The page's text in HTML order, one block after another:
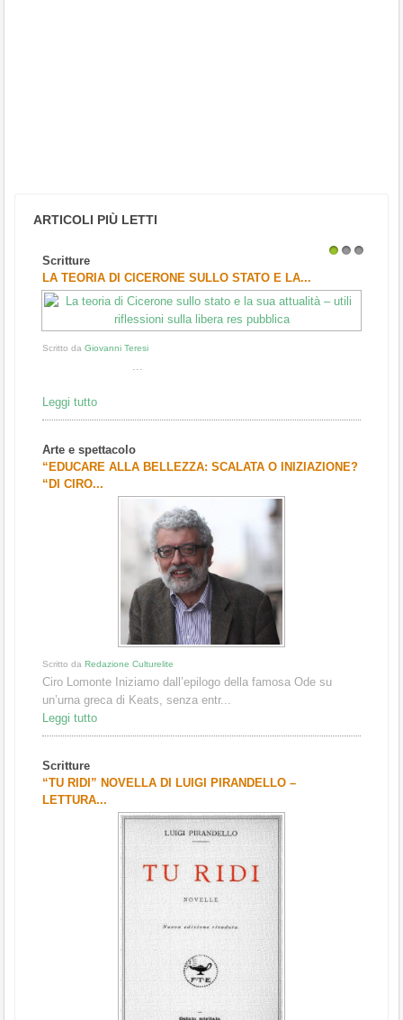
ARTICOLI PIÙ LETTI
Scritture
LA TEORIA DI CICERONE SULLO STATO E LA...
Scritto da Giovanni Teresi
...
Leggi tutto
Arte e spettacolo
“EDUCARE ALLA BELLEZZA: SCALATA O INIZIAZIONE?
“DI CIRO...
Scritto da Redazione Culturelite
Ciro Lomonte Iniziamo dall’epilogo della famosa Ode su
un’urna greca di Keats, senza entr...
Leggi tutto
Scritture
“TU RIDI” NOVELLA DI LUIGI PIRANDELLO –
LETTURA...